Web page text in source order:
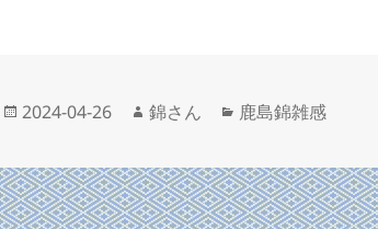
o
o
k
投
日:
2024-04-26
作
者
錦さん
カ
ゴ
リ
ー
鹿島錦雑感